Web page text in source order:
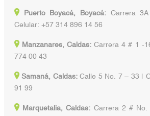
Puerto Boyacá, Boyacá:Carrera 3A
Celular: +57 314 896 14 56
Manzanares, Caldas: Carrera 4 # 1 -
774 00 43
Samaná, Caldas:Calle 5 No. 7 – 33 |
91 99
Marquetalia, Caldas: Carrera 2 # No.